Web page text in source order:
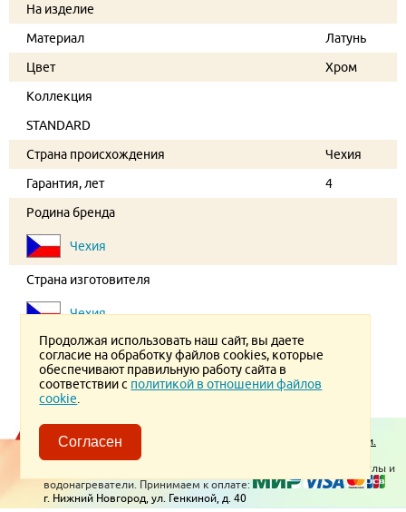
На изделие
Материал
Латунь
Цвет
Хром
Коллекция
STANDARD
Страна происхождения
Чехия
Гарантия, лет
4
Родина бренда
Чехия
Страна изготовителя
Чехия
Пользовательское соглашение.
Политика конфиденциальности.
Политика в отношении обработки ПД
Отопительное оборудование, котлы и
водонагреватели. Принимаем к оплате:
г. Нижний Новгород, ул. Генкиной, д. 40
Продолжая использовать наш сайт, вы даете
согласие на обработку файлов cookies, которые
обеспечивают правильную работу сайта в
соответствии с политикой в отношении файлов
cookie
Согласен